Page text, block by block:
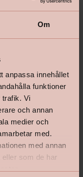
Om
anpassa innehållet
funktioner
trafik. Vi
och annan
medier och
med.
med annan
som de har
Tapetlinjal Masonite